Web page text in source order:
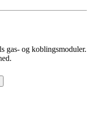
gas- og koblingsmoduler.